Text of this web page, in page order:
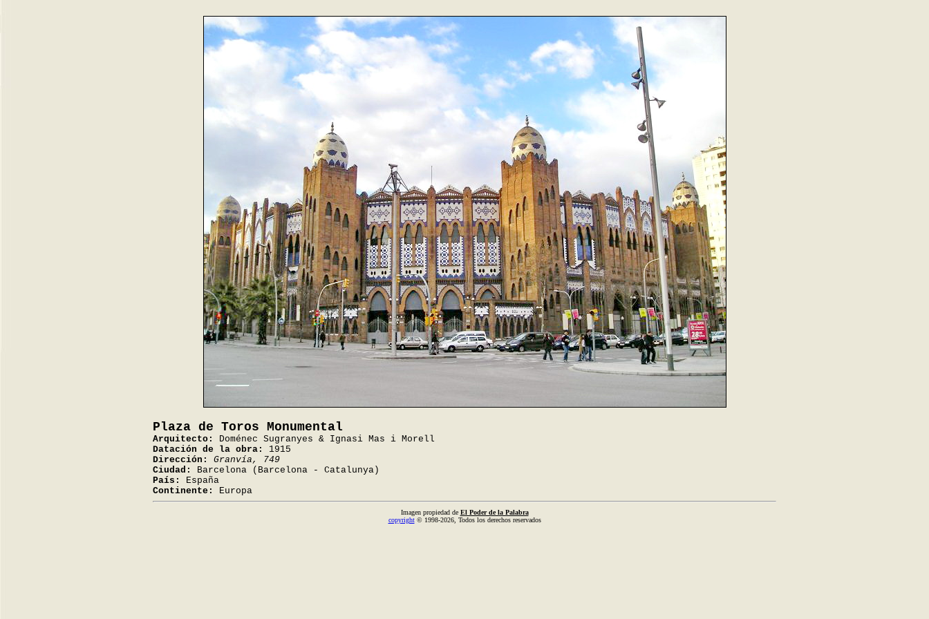
Plaza de Toros Monumental
Arquitecto:
Doménec Sugranyes & Ignasi Mas i Morell
Datación de la obra:
1915
Dirección:
Granvía, 749
Ciudad:
Barcelona (Barcelona - Catalunya)
País:
España
Continente:
Europa
Imagen propiedad de El Poder de la Palabra
copyright© 1998-2026, Todos los derechos reservados